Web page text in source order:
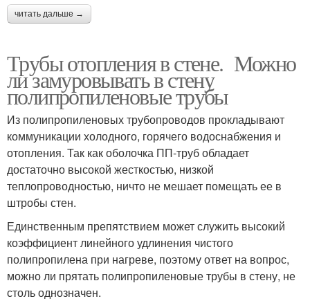
читать дальше →
Трубы отопления в стене. Можно
ли замуровывать в стену
полипропиленовые трубы
Из полипропиленовых трубопроводов прокладывают
коммуникации холодного, горячего водоснабжения и
отопления. Так как оболочка ПП-труб обладает
достаточно высокой жесткостью, низкой
теплопроводностью, ничто не мешает помещать ее в
штробы стен.
Единственным препятствием может служить высокий
коэффициент линейного удлинения чистого
полипропилена при нагреве, поэтому ответ на вопрос,
можно ли прятать полипропиленовые трубы в стену, не
столь однозначен.